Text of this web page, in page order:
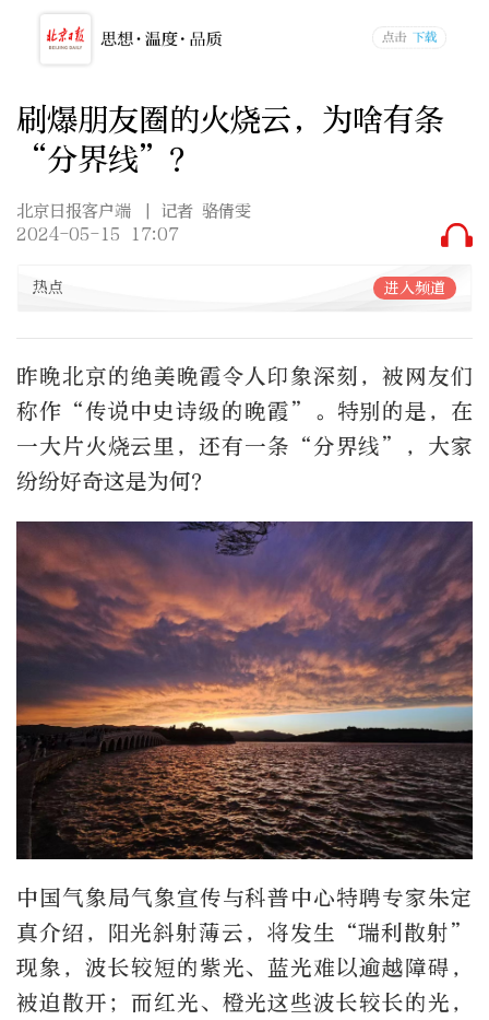
刷爆朋友圈的火烧云，为啥有条
“分界线”？
北京日报客户端
| 记者 骆倩雯
2024-05-15 17:07
热点 进入频道
昨晚北京的绝美晚霞令人印象深刻，被网友们
称作“传说中史诗级的晚霞”。特别的是，在
一大片火烧云里，还有一条“分界线”，大家
纷纷好奇这是为何？
中国气象局气象宣传与科普中心特聘专家朱定
真介绍，阳光斜射薄云，将发生“瑞利散射”
现象，波长较短的紫光、蓝光难以逾越障碍，
被迫散开；而红光、橙光这些波长较长的光，